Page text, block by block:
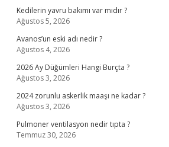
Kedilerin yavru bakımı var mıdır ?
Ağustos 5, 2026
Avanos’un eski adı nedir ?
Ağustos 4, 2026
2026 Ay Düğümleri Hangi Burçta ?
Ağustos 3, 2026
2024 zorunlu askerlik maaşı ne kadar ?
Ağustos 3, 2026
Pulmoner ventilasyon nedir tıpta ?
Temmuz 30, 2026